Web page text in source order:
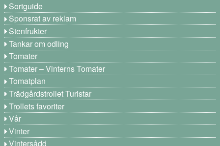
Sortguide
Sponsrat av reklam
Stenfrukter
Tankar om odling
Tomater
Tomater – Vinterns Tomater
Tomatplan
Trädgårdstrollet Turistar
Trollets favoriter
Vår
Vinter
Vintersådd